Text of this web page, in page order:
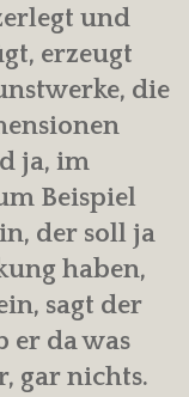
und
erzeugt
die
ja, im
Beispiel
der soll ja
haben,
sagt der
er da was
gar nichts.